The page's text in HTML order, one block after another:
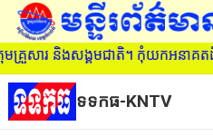
និងសង្គមជាតិ។ កុំយកអនាគ
ទទកធ-KNTV